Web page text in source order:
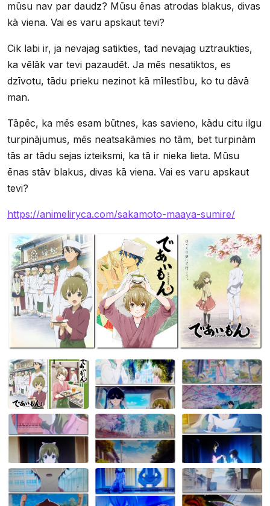
mūsu nav par daudz? Mūsu ēnas atrodas blakus, divas
kā viena. Vai es varu apskaut tevi?
Cik labi ir, ja nevajag satikties, tad nevajag uztraukties,
ka vēlāk var tevi pazaudēt. Ja mēs nesatiktos, es
dzīvotu, tādu prieku nezinot kā mīlestību, ko tu dāvā
man.
Tāpēc, ka mēs esam būtnes, kas savieno, kādu citu ilgu
turpinājumus, mēs neatsakāmies no tām, bet turpinām
tās ar tādu sejas izteiksmi, ka tā ir nieka lieta. Mūsu
ēnas stāv blakus, divas kā viena. Vai es varu apskaut
tevi?
https://animeliryca.com/sakamoto-maaya-sumire/